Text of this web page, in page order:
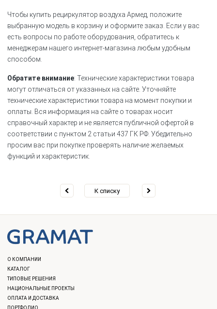
Чтобы купить рециркулятор воздуха Армед, положите
выбранную модель в корзину и оформите заказ. Если у вас
есть вопросы по работе оборудования, обратитесь к
менеджерам нашего интернет-магазина любым удобным
способом.
Обратите внимание: Технические характеристики товара
могут отличаться от указанных на сайте. Уточняйте
технические характеристики товара на момент покупки и
оплаты. Вся информация на сайте о товарах носит
справочный характер и не является публичной офертой в
соответствии с пунктом 2 статьи 437 ГК РФ. Убедительно
просим вас при покупке проверять наличие желаемых
функций и характеристик.
К списку
О КОМПАНИИ
КАТАЛОГ
ТИПОВЫЕ РЕШЕНИЯ
НАЦИОНАЛЬНЫЕ ПРОЕКТЫ
ОПЛАТА И ДОСТАВКА
ПОРТФОЛИО